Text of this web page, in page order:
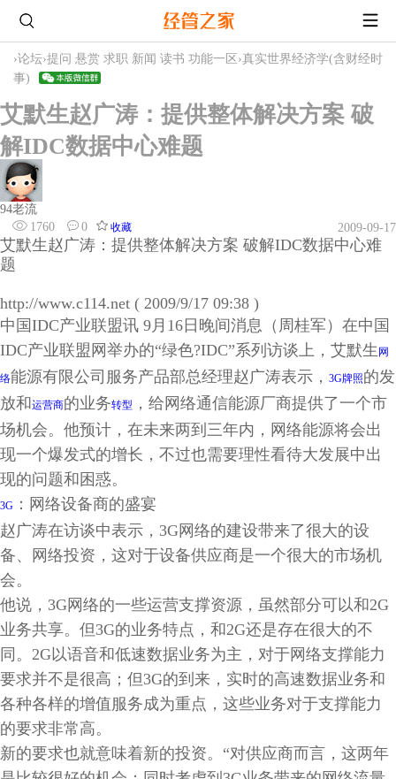
›论坛›提问 悬赏 求职 新闻 读书 功能一区 ›真实世界经济学(含财经时
事)
艾默生赵广涛：提供整体解决方案 破
解IDC数据中心难题
94老流
1760
0 收藏 2009-09-17
艾默生赵广涛：提供整体解决方案 破解IDC数据中心难
题
http://www.c114.net ( 2009/9/17 09:38 )
中国IDC产业联盟讯 9月16日晚间消息（周桂军）在中国
IDC产业联盟网举办的“绿色?IDC”系列访谈上，艾默生 网
络能源有限公司服务产品部总经理赵广涛表示， 3G牌照的发
放和运营商的业务转型
，给网络通信能源厂商提供了一个市
场机会。他预计，在未来两到三年内，网络能源将会出
现一个爆发式的增长，不过也需要理性看待大发展中出
现的问题和困惑。
3G ：网络设备商的盛宴
赵广涛在访谈中表示，3G网络的建设带来了很大的设
备、网络投资，这对于设备供应商是一个很大的市场机
会。
他说，3G网络的一些运营支撑资源，虽然部分可以和2G
业务共享。但3G的业务特点，和2G还是存在很大的不
同。2G以语音和低速数据业务为主，对于网络支撑能力
要求并不是很高；但3G的到来，实时的高速数据业务和
各种各样的增值服务成为重点，这些业务对于支撑能力
的要求非常高。
新的要求也就意味着新的投资。“对供应商而言，这两年